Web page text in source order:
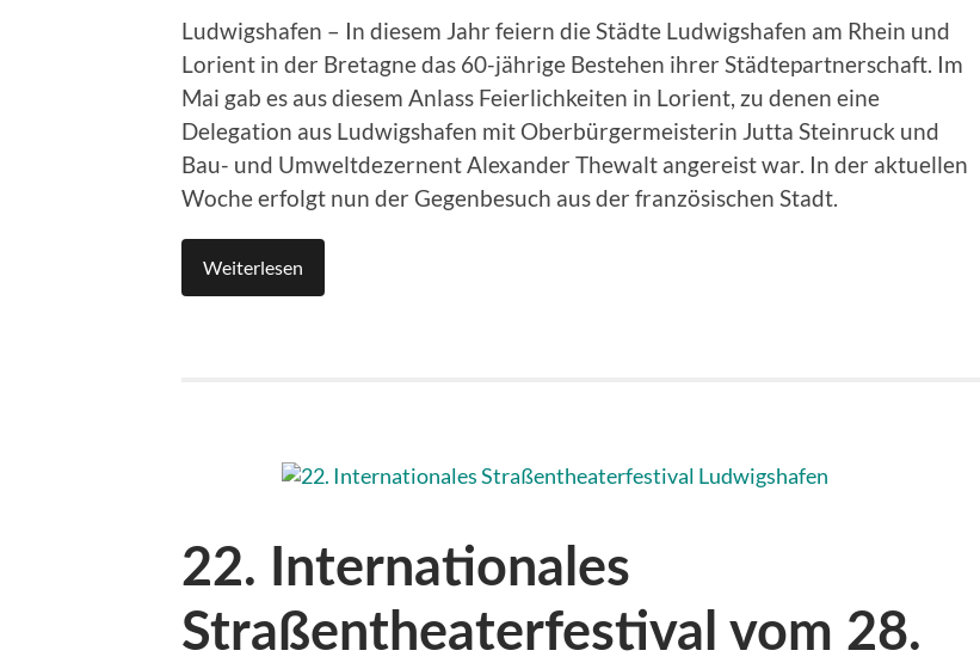
Ludwigshafen – In diesem Jahr feiern die Städte Ludwigshafen am Rhein und
Lorient in der Bretagne das 60-jährige Bestehen ihrer Städtepartnerschaft. Im
Mai gab es aus diesem Anlass Feierlichkeiten in Lorient, zu denen eine
Delegation aus Ludwigshafen mit Oberbürgermeisterin Jutta Steinruck und
Bau- und Umweltdezernent Alexander Thewalt angereist war. In der aktuellen
Woche erfolgt nun der Gegenbesuch aus der französischen Stadt.
Weiterlesen
22. Internationales
Straßentheaterfestival vom 28.